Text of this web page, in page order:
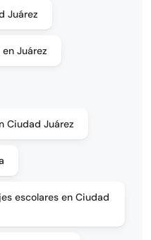
Juárez
Juárez
Ciudad Juárez
escolares en Ciudad